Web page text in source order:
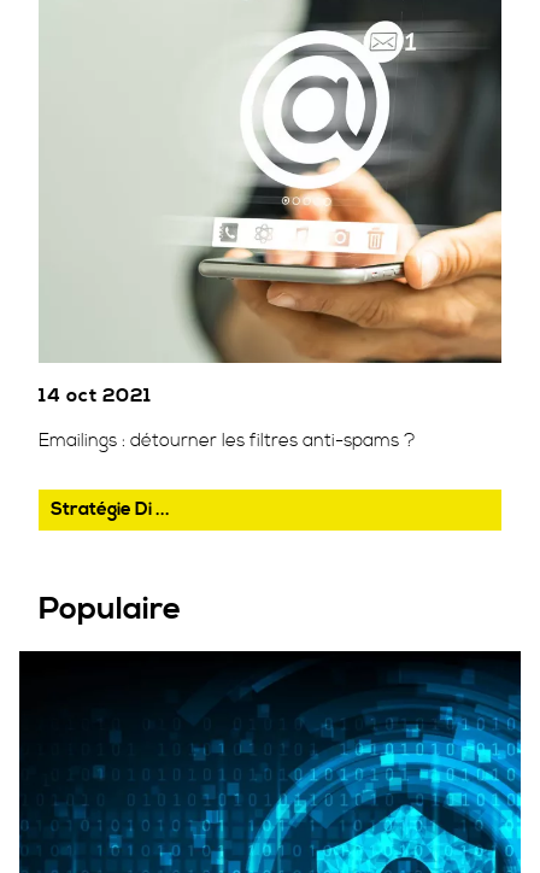
14 oct 2021
Emailings : détourner les filtres anti-spams ?
Stratégie Di ...
Populaire